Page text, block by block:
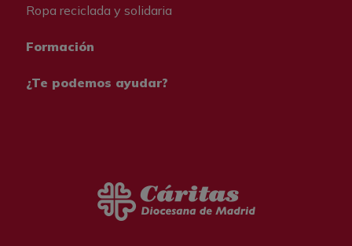
Ropa reciclada y solidaria
Formación
¿Te podemos ayudar?